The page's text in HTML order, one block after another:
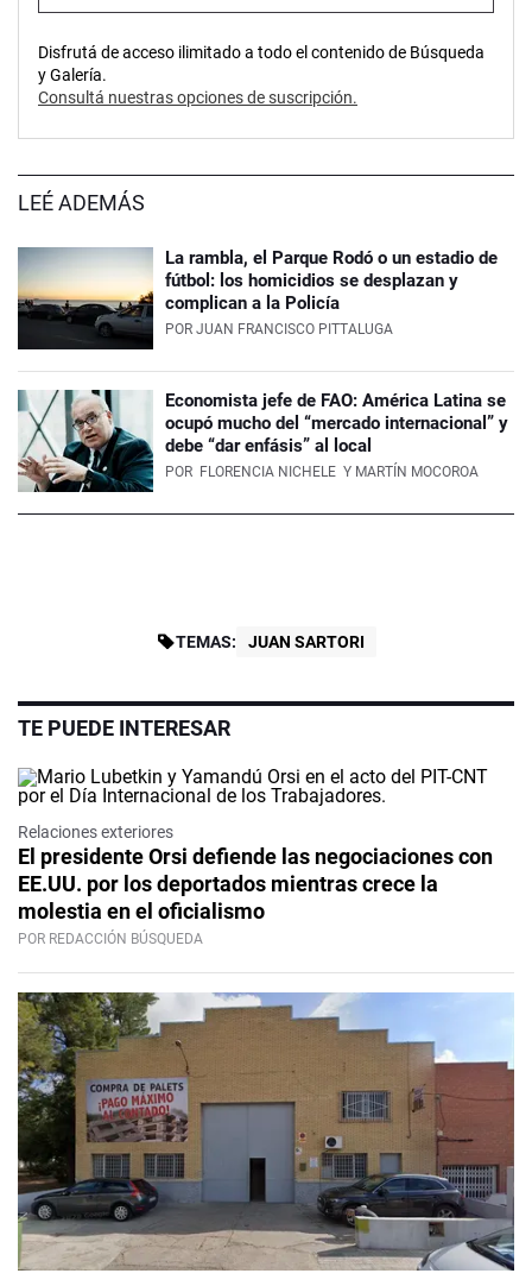
Disfrutá de acceso ilimitado a todo el contenido de Búsqueda
y Galería.
Consultá nuestras opciones de suscripción.
LEÉ ADEMÁS
La rambla, el Parque Rodó o un estadio de
fútbol: los homicidios se desplazan y
complican a la Policía
POR JUAN FRANCISCO PITTALUGA
Economista jefe de FAO: América Latina se
ocupó mucho del “mercado internacional” y
debe “dar enfásis” al local
POR FLORENCIA NICHELE Y MARTÍN MOCOROA
TEMAS: JUAN SARTORI
TE PUEDE INTERESAR
Relaciones exteriores
El presidente Orsi defiende las negociaciones con
EE.UU. por los deportados mientras crece la
molestia en el oficialismo
POR REDACCIÓN BÚSQUEDA